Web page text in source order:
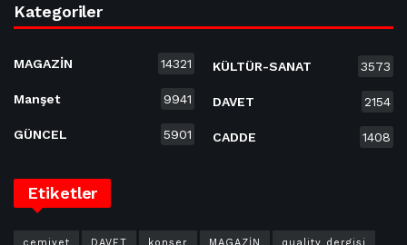
Kategoriler
MAGAZİN 14321
Manşet 9941
GÜNCEL 5901
KÜLTÜR-SANAT 3573
DAVET 2154
CADDE 1408
Etiketler